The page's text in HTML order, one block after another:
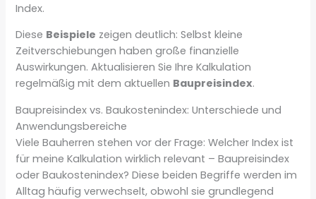
Index.
Diese Beispiele zeigen deutlich: Selbst kleine
Zeitverschiebungen haben große finanzielle
Auswirkungen. Aktualisieren Sie Ihre Kalkulation
regelmäßig mit dem aktuellen Baupreisindex.
Baupreisindex vs. Baukostenindex: Unterschiede und
Anwendungsbereiche
Viele Bauherren stehen vor der Frage: Welcher Index ist
für meine Kalkulation wirklich relevant – Baupreisindex
oder Baukostenindex? Diese beiden Begriffe werden im
Alltag häufig verwechselt, obwohl sie grundlegend